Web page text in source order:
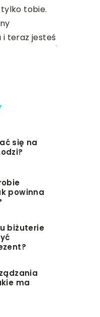
tobie.
teraz jesteś
się na
powinna
biżuterie
ma